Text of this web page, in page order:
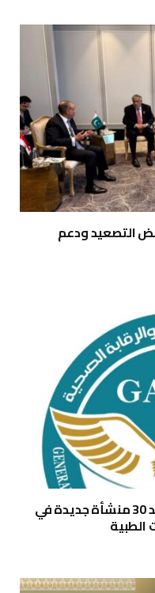
التصعيد ودعم
«الاعتماد والرقابة الصحية» تعتمد 30 منشأة جديدة في